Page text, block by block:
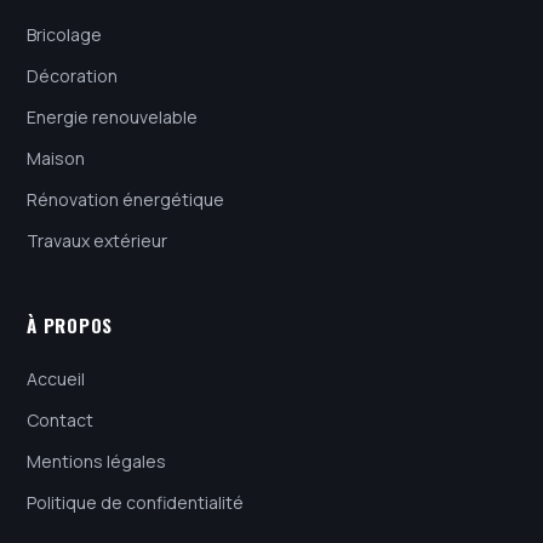
Bricolage
Décoration
Energie renouvelable
Maison
Rénovation énergétique
Travaux extérieur
À PROPOS
Accueil
Contact
Mentions légales
Politique de confidentialité